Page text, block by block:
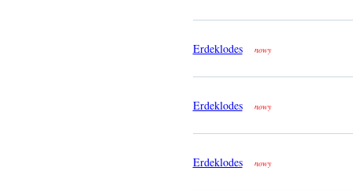
Erdeklodes nowy
Erdeklodes nowy
Erdeklodes nowy